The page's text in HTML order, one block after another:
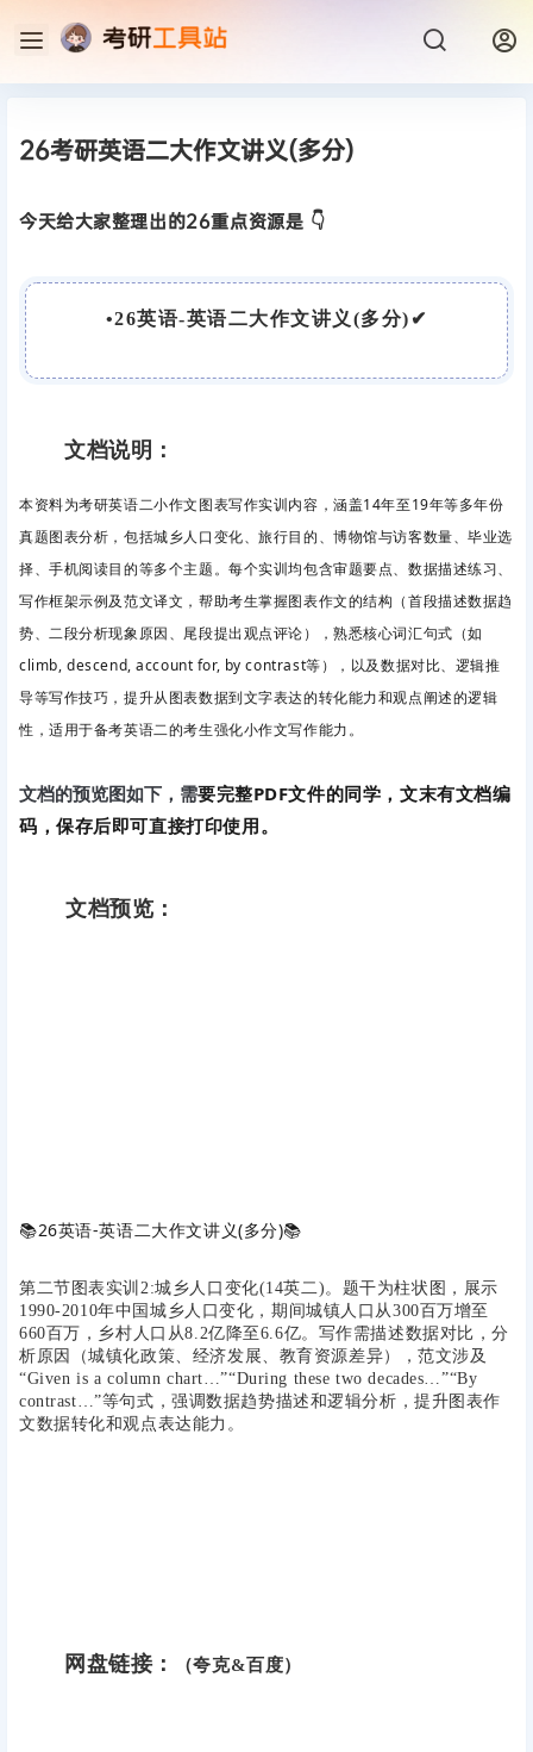
26考研英语二大作文讲义(多分)
今天给大家整理出的26重点资源是 👇
•26英语-英语二大作文讲义(多分) ✔
文档说明：
本资料为考研英语二小作文图表写作实训内容，涵盖14年至19年等多年份
真题图表分析，包括城乡人口变化、旅行目的、博物馆与访客数量、毕业选
择、手机阅读目的等多个主题。每个实训均包含审题要点、数据描述练习、
写作框架示例及范文译文，帮助考生掌握图表作文的结构（首段描述数据趋
势、二段分析现象原因、尾段提出观点评论），熟悉核心词汇句式（如
climb, descend, account for, by contrast等），以及数据对比、逻辑推
导等写作技巧，提升从图表数据到文字表达的转化能力和观点阐述的逻辑
性，适用于备考英语二的考生强化小作文写作能力。
文档的预览图如下，需要完整PDF文件的同学，文末有文档编
码，保存后即可直接打印使用。
文档预览：
📚26英语-英语二大作文讲义(多分)📚
第二节图表实训2:城乡人口变化(14英二)。题干为柱状图，展示
1990-2010年中国城乡人口变化，期间城镇人口从300百万增至
660百万，乡村人口从8.2亿降至6.6亿。写作需描述数据对比，分
析原因（城镇化政策、经济发展、教育资源差异），范文涉及
“Given is a column chart…”“During these two decades…”“By
contrast…”等句式，强调数据趋势描述和逻辑分析，提升图表作
文数据转化和观点表达能力。
网盘链接： （夸克&百度）